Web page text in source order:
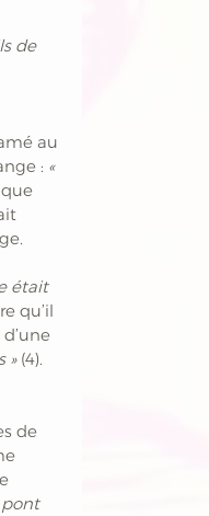
de
au
: «
était
qu’il
» (4).
de
pont